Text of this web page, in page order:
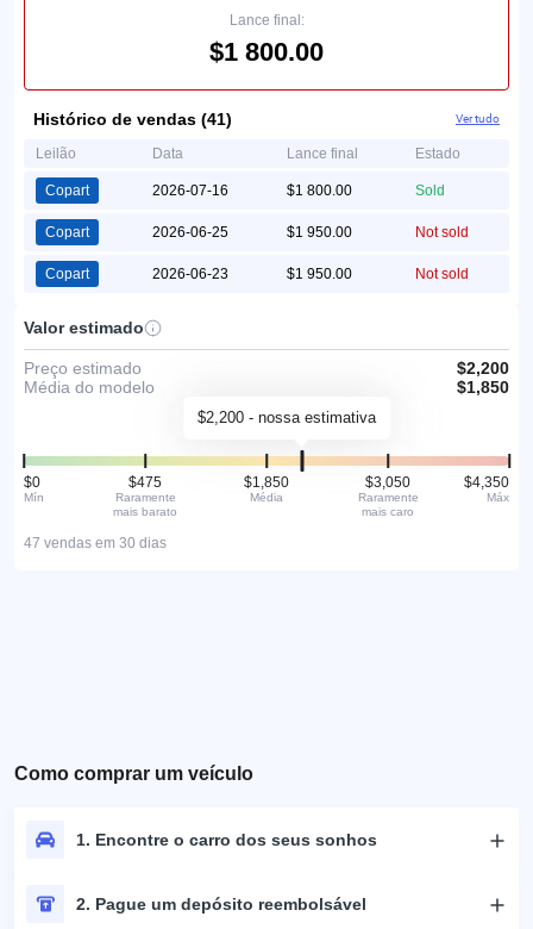
Lance final:
$1 800.00
Histórico de vendas (41) Ver tudo
Leilão Data Lance final Estado
Copart 2026-07-16 $1 800.00 Sold
Copart 2026-06-25 $1 950.00 Not sold
Copart 2026-06-23 $1 950.00 Not sold
Valor estimado
Preço estimado
$2,200
Média do modelo
$1,850
$2,200 - nossa estimativa
$0
Mín
$475
Raramente
mais barato
$1,850
Média
$3,050
Raramente
mais caro
$4,350
Máx
47 vendas em 30 dias
Como comprar um veículo
1. Encontre o carro dos seus sonhos
2. Pague um depósito reembolsável